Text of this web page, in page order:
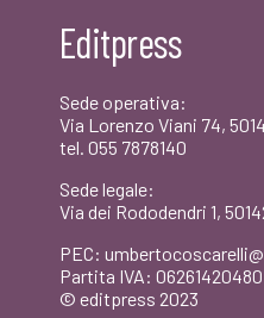
Editpress
Sede operativa:
Via Lorenzo Viani 74,
tel. 055 7878140
Sede legale:
Via dei Rododendri 1,
PEC:
Partita IVA: 06261420480
© editpress 2023